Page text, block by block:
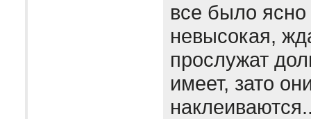
все было
невысокая,
прослужат
имеет, зато